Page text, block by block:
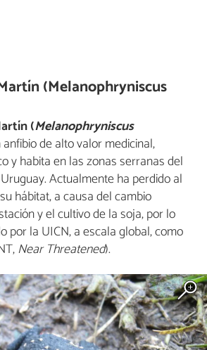
(Melanophryniscus
(Melanophryniscus
de alto valor medicinal,
y habita en las zonas serranas del
Actualmente ha perdido al
hábitat, a causa del cambio
y el cultivo de la soja, por lo
por la UICN, a escala global, como
Near Threatened).